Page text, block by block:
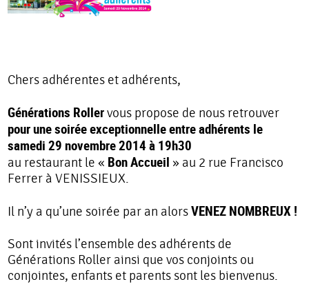
Chers adhérentes et adhérents,
Générations Rollervous propose de nous retrouver
pour une soirée exceptionnelle entre adhérents le
samedi 29 novembre 2014 à 19h30
au restaurant le « Bon Accueil » au 2 rue Francisco
Ferrer à VENISSIEUX.
Il n’y a qu’une soirée par an alorsVENEZ NOMBREUX !
Sont invités l’ensemble des adhérents de
Générations Roller ainsi que vos conjoints ou
conjointes, enfants et parents sont les bienvenus.